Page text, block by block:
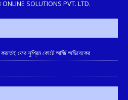
SOLUTIONS PVT. LTD.
ফের সুপ্রিম কোর্টে আর্জি অভিষেকের